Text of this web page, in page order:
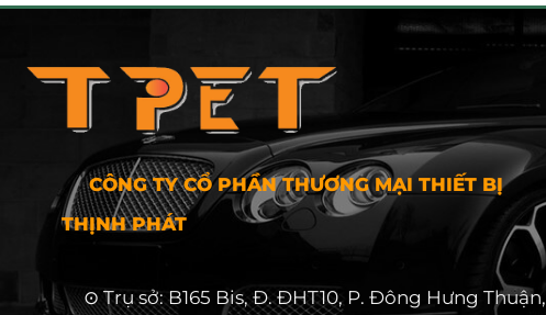
CÔNG TY CỔ PHẦN THƯƠNG MẠI THIẾT BỊ
THỊNH PHÁT
⊙ Trụ sở: B165 Bis, Đ. ĐHT10, P. Đông Hưng Thuận,